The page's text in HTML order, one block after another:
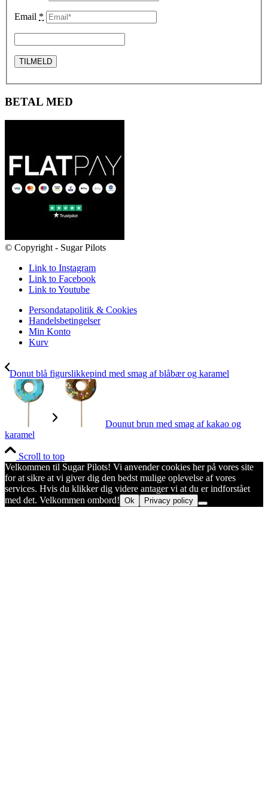
Email *
BETAL MED
© Copyright - Sugar Pilots
Link to Instagram
Link to Facebook
Link to Youtube
Persondatapolitik & Cookies
Handelsbetingelser
Min Konto
Kurv
Donut blå figurslikkepind med smag af blåbær og karamel
Dounut brun med smag af kakao og
karamel
Scroll to top
Velkommen til Sugar Pilots! Vi anvender cookies her på vores site
for at sikre at vi giver dig den bedst mulige oplevelse af vores
services. Hvis du klikker dig videre antager vi at du er indforstået
med det. Velkommen ombord! Ok Privacy policy